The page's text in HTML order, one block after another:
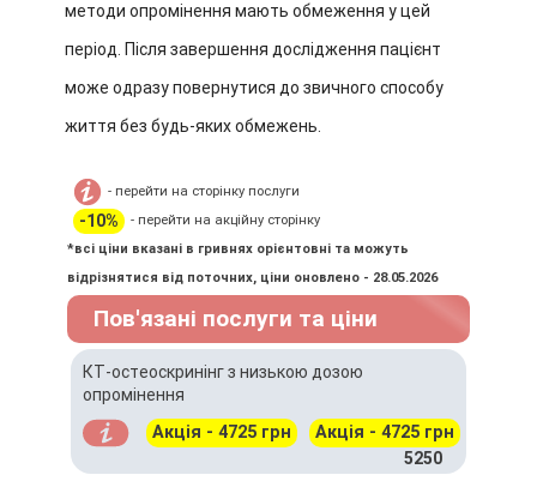
методи опромінення мають обмеження у цей
період. Після завершення дослідження пацієнт
може одразу повернутися до звичного способу
життя без будь-яких обмежень.
- перейти на сторінку послуги
-10%
- перейти на акційну сторінку
*всі ціни вказані в гривнях орієнтовні та можуть
відрізнятися від поточних, ціни оновлено - 28.05.2026
Пов'язані послуги та ціни
КТ-остеоскринінг з низькою дозою
опромінення
Акція - 4725 грн Акція - 4725 грн
5250